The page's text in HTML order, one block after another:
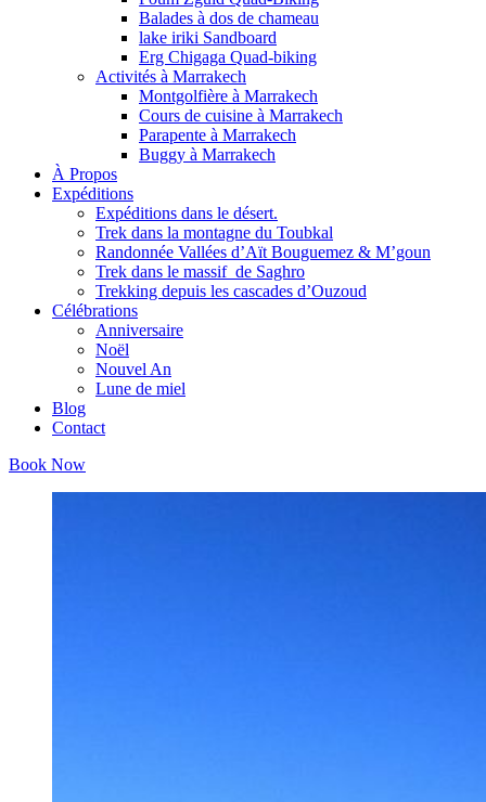
Balades à dos de chameau
lake iriki Sandboard
Erg Chigaga Quad-biking
Activités à Marrakech
Montgolfière à Marrakech
Cours de cuisine à Marrakech
Parapente à Marrakech
Buggy à Marrakech
À Propos
Expéditions
Expéditions dans le désert.
Trek dans la montagne du Toubkal
Randonnée Vallées d’Aït Bouguemez & M’goun
Trek dans le massif de Saghro
Trekking depuis les cascades d’Ouzoud
Célébrations
Anniversaire
Noël
Nouvel An
Lune de miel
Blog
Contact
Book Now